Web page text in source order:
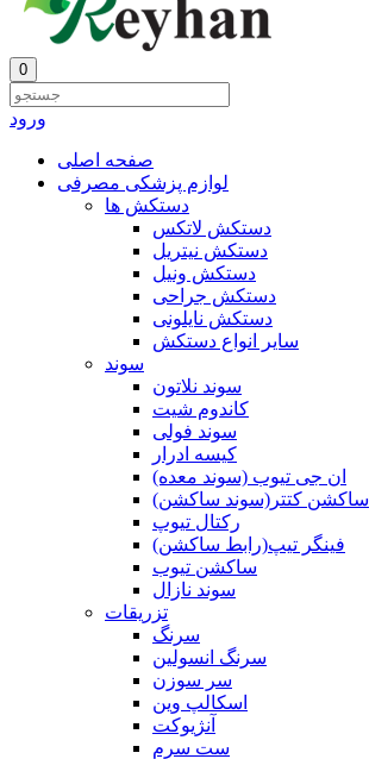
0
ورود
صفحه اصلی
لوازم پزشکی مصرفی
دستکش ها
دستکش لاتکس
دستکش نیتریل
دستکش ونیل
دستکش جراحی
دستکش نایلونی
سایر انواع دستکش
سوند
سوند نلاتون
کاندوم شیت
سوند فولی
کیسه ادرار
ان جی تیوب (سوند معده)
ساکشن کتتر(سوند ساکشن)
رکتال تیوپ
فینگر تیپ(رابط ساکشن)
ساکشن تیوب
سوند نازال
تزریقات
سرنگ
سرنگ انسولین
سر سوزن
اسکالپ وین
آنژیوکت
ست سرم